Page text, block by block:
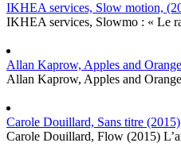
IKHEA services, Slow motion,
IKHEA services, Slowmo : « Le
Allan Kaprow, Apples and
Allan Kaprow, Apples and
Carole Douillard, Sans titre (2015)
Carole Douillard, Flow (2015)